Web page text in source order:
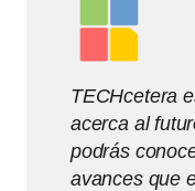
TECHcetera
acerca al
podrás
avances que